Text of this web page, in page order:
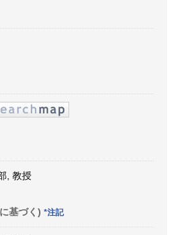
, 教授
基づく) *注記